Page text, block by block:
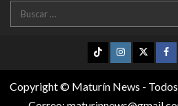
Copyright © Maturín News -